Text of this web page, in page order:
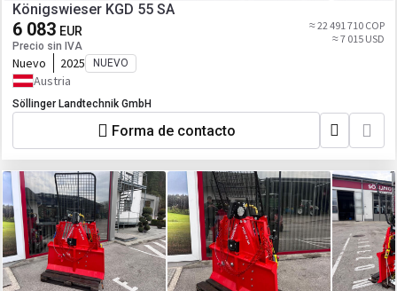
Königswieser KGD 55 SA
6 083 EUR
Precio sin IVA
≈ 22 491 710 COP
≈ 7 015 USD
Nuevo 2025 NUEVO
Austria
Söllinger Landtechnik GmbH
Forma de contacto